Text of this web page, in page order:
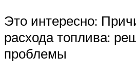
Это интересно:
расхода топлива:
проблемы